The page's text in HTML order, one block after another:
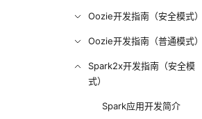
Oozie开发指南（安全模式）
Oozie开发指南（普通模式）
Spark2x开发指南（安全模
式）
Spark应用开发简介